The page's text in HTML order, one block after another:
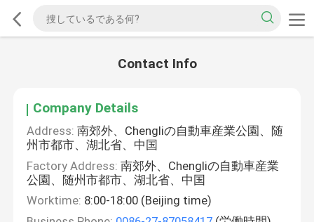
Contact Info
Company Details
Address: 南郊外、Chengliの自動車産業公園、随
州市都市、湖北省、中国
Factory Address: 南郊外、Chengliの自動車産業
公園、随州市都市、湖北省、中国
Worktime: 8:00-18:00 (Beijing time)